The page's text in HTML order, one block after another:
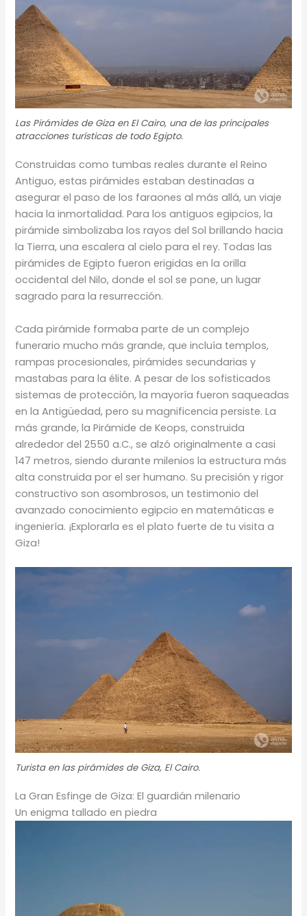
Las Pirámides de Giza en El Cairo, una de las principales
atracciones turísticas de todo Egipto.
Construidas como tumbas reales durante el Reino
Antiguo, estas pirámides estaban destinadas a
asegurar el paso de los faraones al más allá, un viaje
hacia la inmortalidad. Para los antiguos egipcios, la
pirámide simbolizaba los rayos del Sol brillando hacia
la Tierra, una escalera al cielo para el rey. Todas las
pirámides de Egipto fueron erigidas en la orilla
occidental del Nilo, donde el sol se pone, un lugar
sagrado para la resurrección.
Cada pirámide formaba parte de un complejo
funerario mucho más grande, que incluía templos,
rampas procesionales, pirámides secundarias y
mastabas para la élite. A pesar de los sofisticados
sistemas de protección, la mayoría fueron saqueadas
en la Antigüedad, pero su magnificencia persiste. La
más grande, la Pirámide de Keops, construida
alrededor del 2550 a.C., se alzó originalmente a casi
147 metros, siendo durante milenios la estructura más
alta construida por el ser humano. Su precisión y rigor
constructivo son asombrosos, un testimonio del
avanzado conocimiento egipcio en matemáticas e
ingeniería. ¡Explorarla es el plato fuerte de tu visita a
Giza!
Turista en las pirámides de Giza, El Cairo.
La Gran Esfinge de Giza: El guardián milenario
Un enigma tallado en piedra